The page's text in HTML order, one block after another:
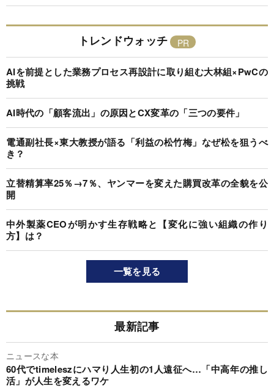
トレンドウォッチ
AIを前提とした業務プロセス再設計に取り組む大林組×PwCの
挑戦
AI時代の「顧客流出」の原因とCX変革の「三つの要件」
電通副社長×東大教授が語る「利益の松竹梅」なぜ松を狙うべ
き？
立替精算率25％→7％、ヤンマーを変えた購買改革の全貌を公
開
中外製薬CEOが明かす生存戦略と【変化に強い組織の作り
方】は？
一覧を見る
最新記事
ニュースな本
60代でtimeleszにハマり人生初の1人遠征へ…「中高年の推し
活」が人生を変えるワケ